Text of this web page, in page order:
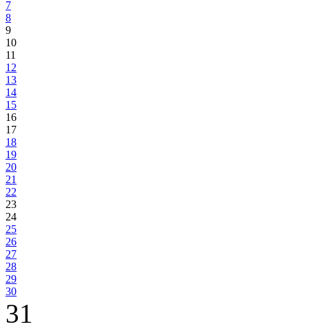
7
8
9
10
11
12
13
14
15
16
17
18
19
20
21
22
23
24
25
26
27
28
29
30
31